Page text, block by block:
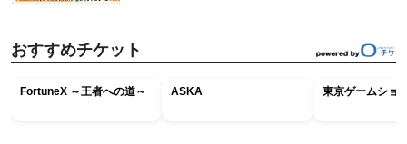
おすすめチケット
FortuneX ～王者への道～ ASKA 東京ゲームショ